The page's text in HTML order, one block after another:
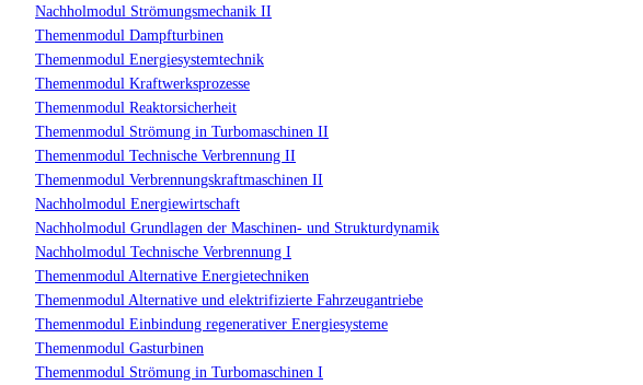
Nachholmodul Strömungsmechanik II
Themenmodul Dampfturbinen
Themenmodul Energiesystemtechnik
Themenmodul Kraftwerksprozesse
Themenmodul Reaktorsicherheit
Themenmodul Strömung in Turbomaschinen II
Themenmodul Technische Verbrennung II
Themenmodul Verbrennungskraftmaschinen II
Nachholmodul Energiewirtschaft
Nachholmodul Grundlagen der Maschinen- und Strukturdynamik
Nachholmodul Technische Verbrennung I
Themenmodul Alternative Energietechniken
Themenmodul Alternative und elektrifizierte Fahrzeugantriebe
Themenmodul Einbindung regenerativer Energiesysteme
Themenmodul Gasturbinen
Themenmodul Strömung in Turbomaschinen I